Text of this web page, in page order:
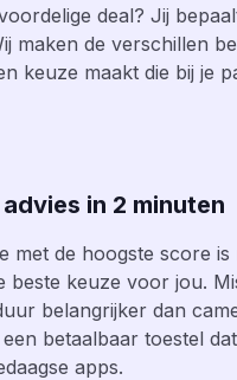
deal? Jij
maken de verschillen
keuze maakt die bij je
in 2 minuten
met de hoogste score is
beste keuze voor jou.
belangrijker dan
betaalbaar toestel
apps.